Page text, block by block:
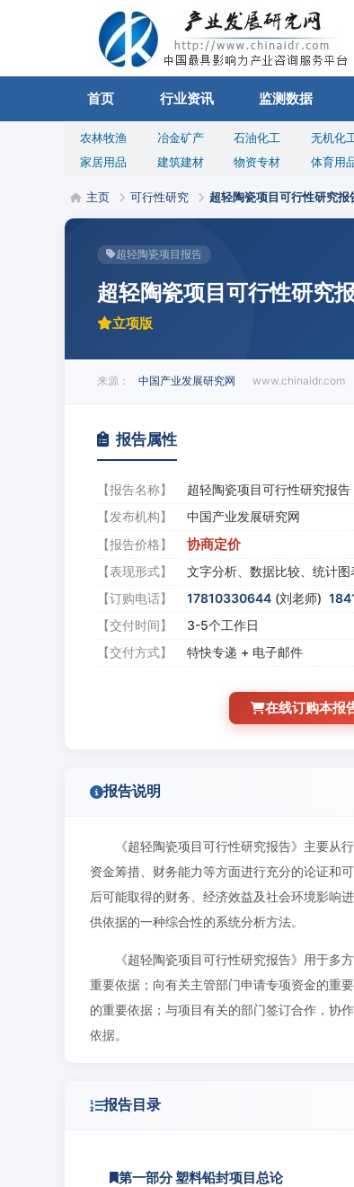
首页 行业资讯 监测数据
农林牧渔 冶金矿产 石油化工 无机化
家居用品
建筑建材 物资专材 体育用
主页 可行性研究 超轻陶瓷项目可行性研究报
超轻陶瓷项目报告
超轻陶瓷项目可行性研究
立项版
来源： 中国产业发展研究网 www.chinaidr.com
报告属性
【报告名称】
超轻陶瓷项目可行性研究报告
【发布机构】
中国产业发展研究网
【报告价格】
协商定价
【表现形式】
文字分析、数据比较、统计图
【订购电话】
17810330644 (刘老师)
【交付时间】
3-5个工作日
【交付方式】
特快专递 + 电子邮件
在线订购本报
报告说明
《超轻陶瓷项目可行性研究报告》主要从
资金筹措、财务能力等方面进行充分的论证和
后可能取得的财务、经济效益及社会环境影响
供依据的一种综合性的系统分析方法。
《超轻陶瓷项目可行性研究报告》用于多
重要依据；向有关主管部门申请专项资金的重
的重要依据；与项目有关的部门签订合作，协
依据。
报告目录
第一部分 塑料铅封项目总论